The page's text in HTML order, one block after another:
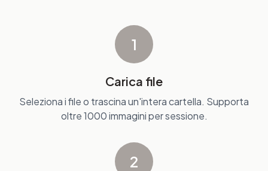
1
Carica file
Seleziona i file o trascina un'intera cartella. Supporta
oltre 1000 immagini per sessione.
2